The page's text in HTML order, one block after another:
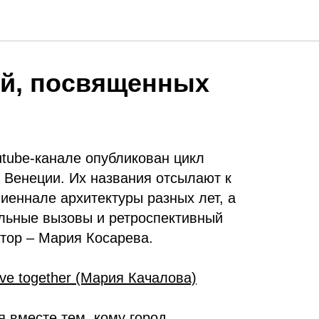
посвященных
канале опубликован цикл
Их названия отсылают к
архитектуры разных лет, а
вызовы и ретроспективный
– Мария Косарева.
together (Мария Качалова)